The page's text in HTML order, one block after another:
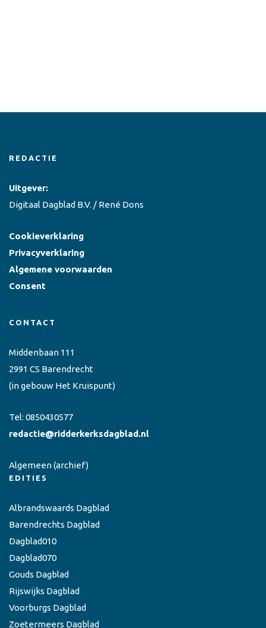
REDACTIE
Uitgever:
Digitaal Dagblad B.V. / René Dons
Cookieverklaring
Privacyverklaring
Algemene voorwaarden
Consent
CONTACT
Middenbaan 111
2991 CS Barendrecht
(in gebouw Het Kruispunt)
Tel: 0850430577
redactie@ridderkerksdagblad.nl
Algemeen(archief)
EDITIES
Albrandswaards Dagblad
Barendrechts Dagblad
Dagblad010
Dagblad070
Gouds Dagblad
Rijswijks Dagblad
Voorburgs Dagblad
Zoetermeers Dagblad